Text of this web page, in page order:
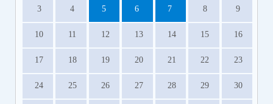
3 4 5 6 7 8 9
10 11 12 13 14 15 16
17 18 19 20 21 22 23
24 25 26 27 28 29 30